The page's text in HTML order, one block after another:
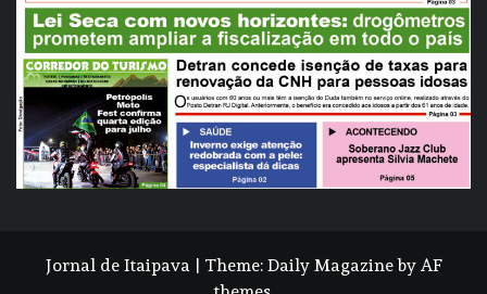
Jornal de Itaipava | Theme: Daily Magazineby AF